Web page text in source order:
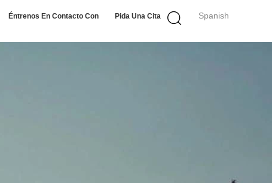
Spanish
Éntrenos En Contacto Con Pida Una Cita